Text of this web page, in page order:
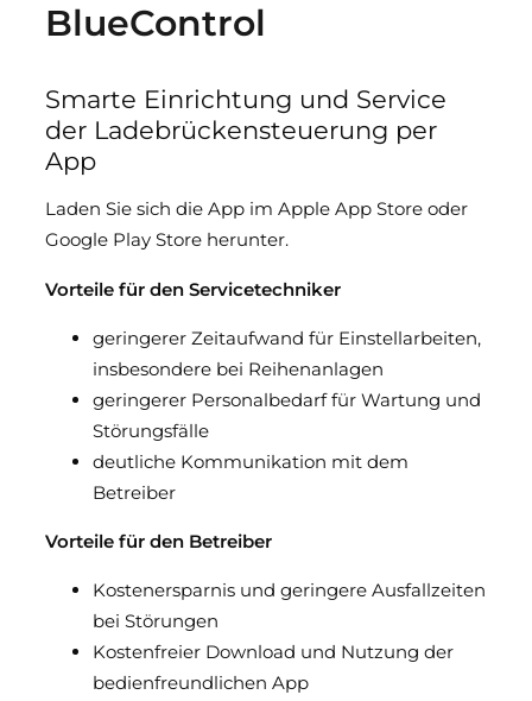
BlueControl
Smarte Einrichtung und Service
der Ladebrückensteuerung per
App
Laden Sie sich die App im Apple App Store oder
Google Play Store herunter.
Vorteile für den Servicetechniker
geringerer Zeitaufwand für Einstellarbeiten,
insbesondere bei Reihenanlagen
geringerer Personalbedarf für Wartung und
Störungsfälle
deutliche Kommunikation mit dem
Betreiber
Vorteile für den Betreiber
Kostenersparnis und geringere Ausfallzeiten
bei Störungen
Kostenfreier Download und Nutzung der
bedienfreundlichen App